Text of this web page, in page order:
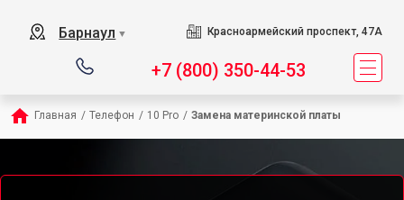
Барнаул ▼ Красноармейский проспект, 47А
+7 (800) 350-44-53
Главная / Телефон / 10 Pro / Замена материнской платы